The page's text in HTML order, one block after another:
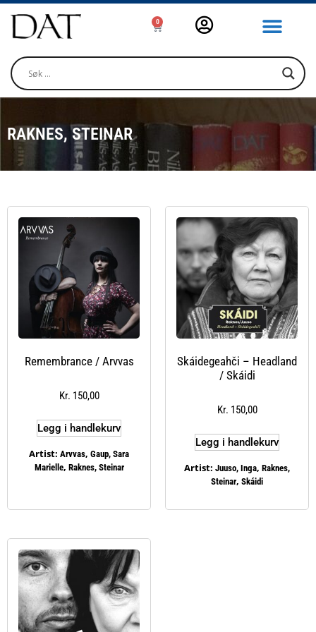
0
RAKNES, STEINAR
Remembrance / Arvvas
Kr 150,00
Legg i handlekurv
Artist: Arvvas, Gaup, Sara
Marielle, Raknes, Steinar
Skáidegeahči – Headland
/ Skáidi
Kr 150,00
Legg i handlekurv
Artist: Juuso, Inga, Raknes,
Steinar, Skáidi